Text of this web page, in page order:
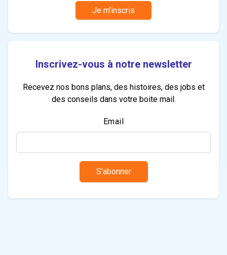
Je m’inscris
Inscrivez-vous à notre newsletter
Recevez nos bons plans, des histoires, des jobs et
des conseils dans votre boite mail.
Email
S’abonner